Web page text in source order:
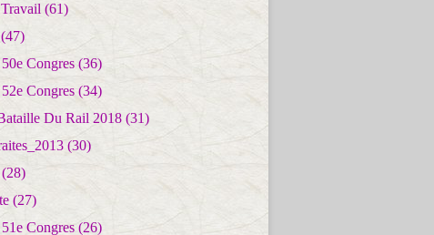
(61)
(47)
Congres (36)
Congres (34)
Du Rail 2018 (31)
(30)
(28)
(27)
Congres (26)